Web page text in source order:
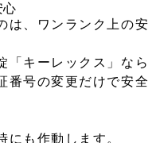
心
は、ワンランク上の安
「キーレックス」なら
番号の変更だけで安全
にも作動します。